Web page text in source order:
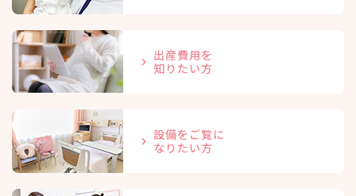
出産費用を
知りたい方
設備をご覧に
なりたい方